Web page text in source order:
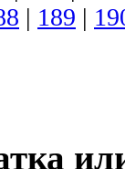
| 189 |